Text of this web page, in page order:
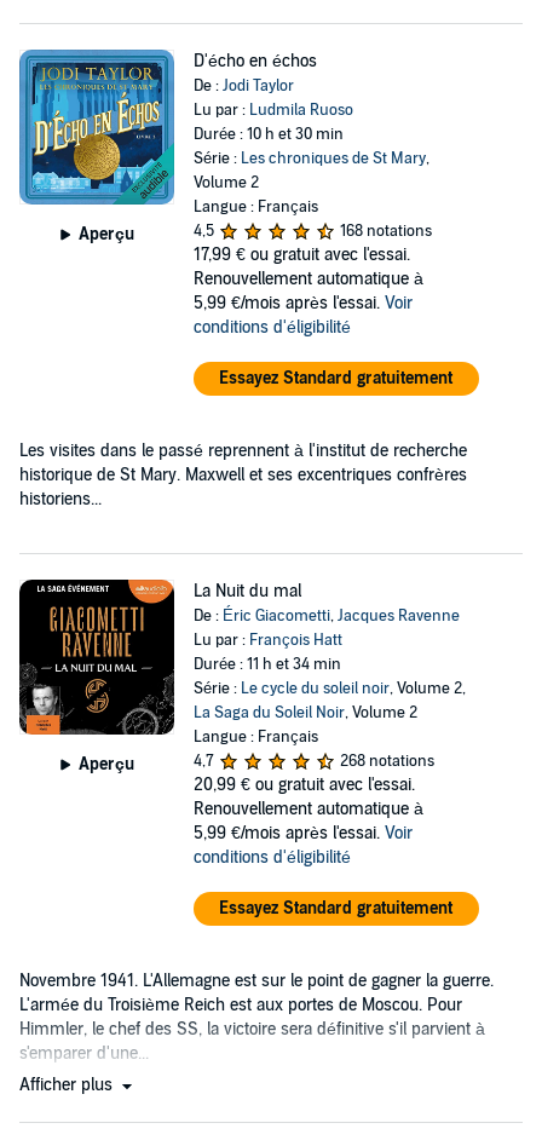
Aperçu
D'écho en échos
De :Jodi Taylor
Lu par : Ludmila Ruoso
Durée : 10 h et 30 min
Série : Les chroniques de St Mary,
Volume 2
Langue : Français
4,5
168 notations
17,99 € ou gratuit avec l'essai.
Renouvellement automatique à
5,99 €/mois après l'essai. Voir
conditions d'éligibilité
Essayez Standard gratuitement
Les visites dans le passé reprennent à l'institut de recherche
historique de St Mary. Maxwell et ses excentriques confrères
historiens...
Aperçu
La Nuit du mal
De : Éric Giacometti,Jacques Ravenne
Lu par : François Hatt
Durée : 11 h et 34 min
Série : Le cycle du soleil noir, Volume 2,
La Saga du Soleil Noir, Volume 2
Langue : Français
4,7
268 notations
20,99 € ou gratuit avec l'essai.
Renouvellement automatique à
5,99 €/mois après l'essai. Voir
conditions d'éligibilité
Essayez Standard gratuitement
Novembre 1941. L'Allemagne est sur le point de gagner la guerre.
L'armée du Troisième Reich est aux portes de Moscou. Pour
Himmler, le chef des SS, la victoire sera définitive s'il parvient à
s'emparer d'une...
Afficher plus